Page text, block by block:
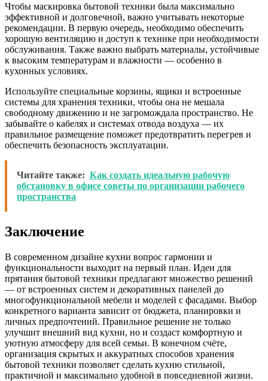
Чтобы маскировка бытовой техники была максимально
эффективной и долговечной, важно учитывать некоторые
рекомендации. В первую очередь, необходимо обеспечить
хорошую вентиляцию и доступ к технике при необходимости
обслуживания. Также важно выбрать материалы, устойчивые
к высоким температурам и влажности — особенно в
кухонных условиях.
Используйте специальные корзины, ящики и встроенные
системы для хранения техники, чтобы она не мешала
свободному движению и не загромождала пространство. Не
забывайте о кабелях и системах отвода воздуха — их
правильное размещение поможет предотвратить перегрев и
обеспечить безопасность эксплуатации.
Читайте также: Как создать идеальную рабочую
обстановку в офисе советы по организации рабочего
пространства
Заключение
В современном дизайне кухни вопрос гармонии и
функциональности выходит на первый план. Идеи для
прятания бытовой техники предлагают множество решений
— от встроенных систем и декоративных панелей до
многофункциональной мебели и моделей с фасадами. Выбор
конкретного варианта зависит от бюджета, планировки и
личных предпочтений. Правильное решение не только
улучшит внешний вид кухни, но и создаст комфортную и
уютную атмосферу для всей семьи. В конечном счёте,
организация скрытых и аккуратных способов хранения
бытовой техники позволяет сделать кухню стильной,
практичной и максимально удобной в повседневной жизни.